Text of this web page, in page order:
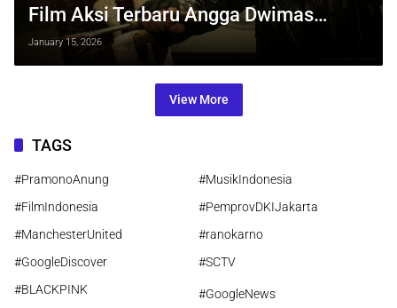
Film Aksi Terbaru Angga Dwimas
Sasongko Siap Hadirkan Dunia
Kriminal Mistis Pada 2027
January 15, 2026
View More
TAGS
#PramonoAnung
#MusikIndonesia
#FilmIndonesia
#PemprovDKIJakarta
#ManchesterUnited
#ranokarno
#GoogleDiscover
#SCTV
#BLACKPINK
#GoogleNews